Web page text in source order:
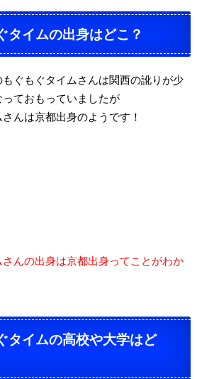
タイムの出身はどこ？
ぐもぐタイムさんは関西の訛りが少
ておもっていましたが
んは京都出身のようです！
んの出身は京都出身ってことがわか
タイムの高校や大学はど